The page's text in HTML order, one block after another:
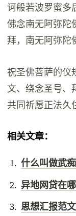
诃般若波罗蜜多
佛念南无阿弥陀
拜，南无阿弥陀
祝圣佛菩萨的仪
文、绕念圣号、
共同祈愿正法久
相关文章：
什么叫做武
异地网贷在
思想汇报范文